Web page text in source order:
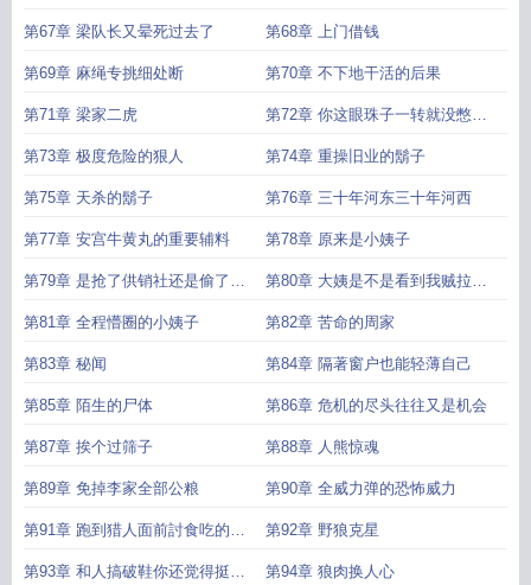
弟开路虎
第67章 梁队长又晕死过去了 第68章 上门借钱
第69章 麻绳专挑细处断 第70章 不下地干活的后果
第71章 梁家二虎 第72章 你这眼珠子一转就没憋好
屁
第73章 极度危险的狠人 第74章 重操旧业的鬍子
第75章 天杀的鬍子 第76章 三十年河东三十年河西
第77章 安宫牛黄丸的重要辅料 第78章 原来是小姨子
第79章 是抢了供销社还是偷了信
用社
第80章 大姨是不是看到我贼拉高
兴
第81章 全程懵圈的小姨子 第82章 苦命的周家
第83章 秘闻 第84章 隔著窗户也能轻薄自己
第85章 陌生的尸体 第86章 危机的尽头往往又是机会
第87章 挨个过筛子 第88章 人熊惊魂
第89章 免掉李家全部公粮 第90章 全威力弹的恐怖威力
第91章 跑到猎人面前討食吃的银
狐
第92章 野狼克星
第93章 和人搞破鞋你还觉得挺光 第94章 狼肉换人心